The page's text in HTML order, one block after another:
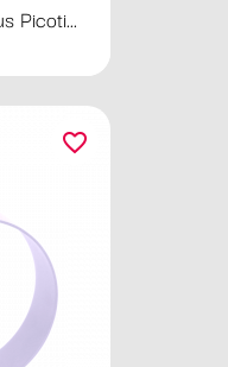
Picoti...
favorite_border